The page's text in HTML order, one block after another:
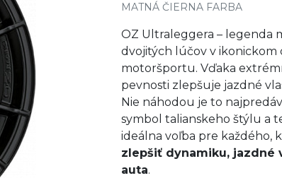
MATNÁ ČIERNA FARBA
OZ Ultraleggera – legenda
dvojitých lúčov v ikonickom
motoršportu. Vďaka
pevnosti zlepšuje jazdné
Nie náhodou je to
symbol talianskeho štýlu a
ideálna voľba pre každého,
zlepšiť dynamiku, jazdné
auta.